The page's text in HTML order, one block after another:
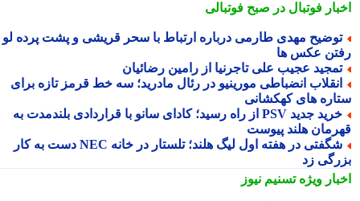
فوتبال در صبح فوتبالی
مهدی طارمی درباره ارتباط با سحر قریشی و پشت پرده لو
عکس ها
عجیب علی تاجرنیا از رامین رضائیان
انضباطی مورینیو در رئال مادرید؛ سه خط قرمز تازه برای
های کهکشانی
خرید جدید PSV از راه رسید؛ کادای سانو با قراردادی بلندمدت به
هلند پیوست
شگفتی در هفته اول لیگ هلند؛ تلستار در خانه NEC دست به کار
زد
ویژهتسنیم نیوز